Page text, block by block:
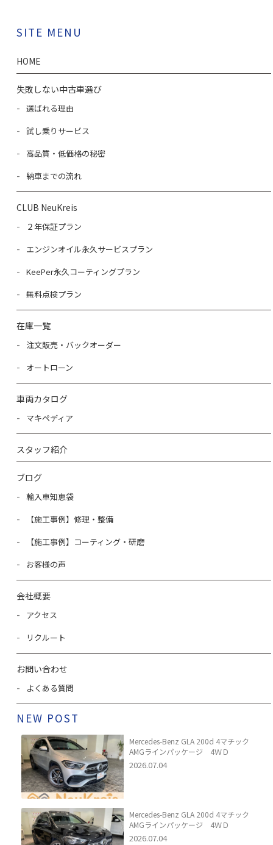
SITE MENU
HOME
失敗しない中古車選び
選ばれる理由
試し乗りサービス
高品質・低価格の秘密
納車までの流れ
CLUB NeuKreis
２年保証プラン
エンジンオイル永久サービスプラン
KeePer永久コーティングプラン
無料点検プラン
在庫一覧
注文販売・バックオーダー
オートローン
車両カタログ
マキペディア
スタッフ紹介
ブログ
輸入車知恵袋
【施工事例】修理・整備
【施工事例】コーティング・研磨
お客様の声
会社概要
アクセス
リクルート
お問い合わせ
よくある質問
NEW POST
Mercedes-Benz GLA 200d 4マチック
AMGラインパッケージ 4ＷＤ
2026.07.04
Mercedes-Benz GLA 200d 4マチック
AMGラインパッケージ 4ＷＤ
2026.07.04